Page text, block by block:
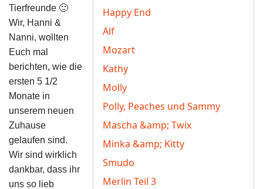
Happy End
Alf
Mozart
Kathy
Molly
Polly, Peaches und Sammy
Mascha &amp; Twix
Minka &amp; Kitty
Smudo
Merlin Teil 3
Tierfreunde 🙂
Wir, Hanni &
Nanni, wollten
Euch mal
berichten, wie die
ersten 5 1/2
Monate in
unserem neuen
Zuhause
gelaufen sind.
Wir sind wirklich
dankbar, dass ihr
uns so lieb